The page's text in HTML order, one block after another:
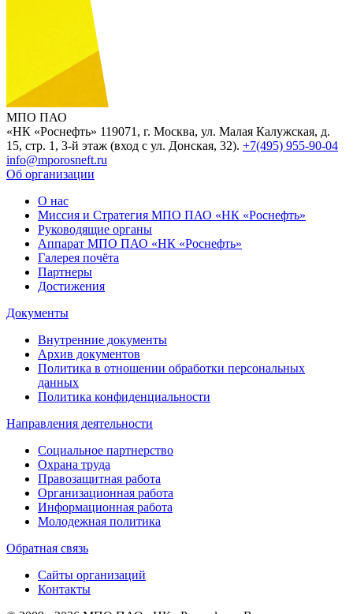
МПО ПАО
«НК «Роснефть» 119071, г. Москва, ул. Малая Калужская, д.
15, стр. 1, 3-й этаж (вход с ул. Донская, 32). +7(495) 955-90-04
info@mporosneft.ru
Об организации
О нас
Миссия и Стратегия МПО ПАО «НК «Роснефть»
Руководящие органы
Аппарат МПО ПАО «НК «Роснефть»
Галерея почёта
Партнеры
Достижения
Документы
Внутренние документы
Архив документов
Политика в отношении обработки персональных
данных
Политика конфиденциальности
Направления деятельности
Социальное партнерство
Охрана труда
Правозащитная работа
Организационная работа
Информационная работа
Молодежная политика
Обратная связь
Сайты организаций
Контакты